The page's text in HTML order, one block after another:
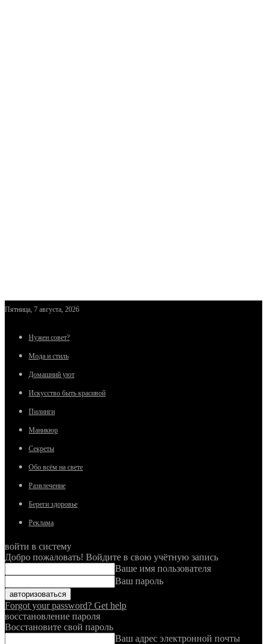
Пятница, 7 августа, 2026
Нужен совет?
Мода и стиль
Домашний уют
Искусство быть красивой
Пилинги
Маникюр
Секреты
Обо всём на свете
Развлечение
Береги здоровье
Реклама
войти в систему
Добро пожаловать! Войдите в свою учётную запись
Ваше имя пользователя
Ваш пароль
Forgot your password? Get help
восстановление пароля
Восстановите свой пароль
Ваш адрес электронной почты